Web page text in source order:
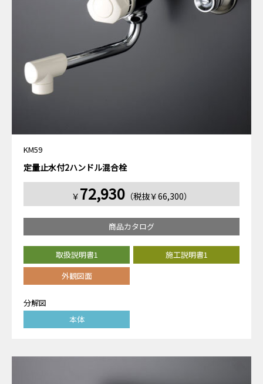
KM59
定量止水付2ハンドル混合栓
￥ 72,930（税抜￥66,300）
商品カタログ
取扱説明書1
施工説明書1
外観図面
分解図
本体